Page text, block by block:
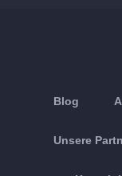
Blog
Unsere